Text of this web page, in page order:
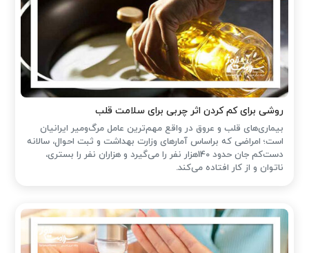
روشی برای کم کردن اثر چربی برای سلامت قلب
بیماری‌های قلب و عروق در واقع مهم‌ترین عامل مرگ‌ومیر ایرانیان
است؛ امراضی که براساس آمارهای وزارت بهداشت و ثبت احوال، سالانه
دست‌کم جان حدود 140هزار نفر را می‌گیرد و هزاران نفر را بستری،
ناتوان و از کار افتاده می‌کند.